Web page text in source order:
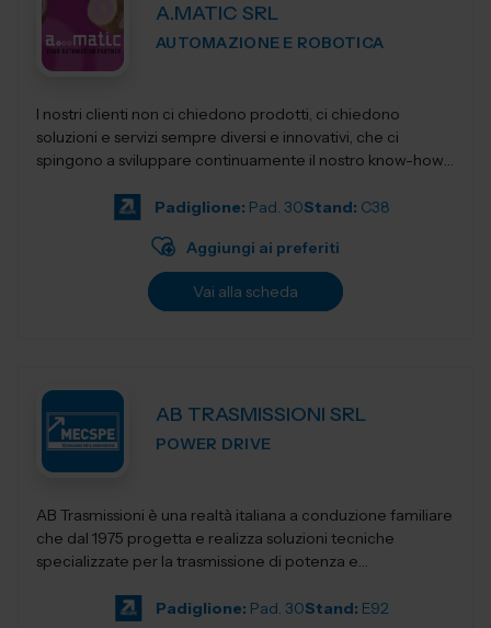
A.MATIC SRL
AUTOMAZIONE E ROBOTICA
I nostri clienti non ci chiedono prodotti, ci chiedono
soluzioni e servizi sempre diversi e innovativi, che ci
spingono a sviluppare continuamente il nostro know-how,
Padiglione: Pad. 30Stand: C38
Aggiungi ai preferiti
Vai alla scheda
AB TRASMISSIONI SRL
POWER DRIVE
AB Trasmissioni è una realtà italiana a conduzione familiare
che dal 1975 progetta e realizza soluzioni tecniche
specializzate per la trasmissione di potenza e
Padiglione: Pad. 30Stand: E92